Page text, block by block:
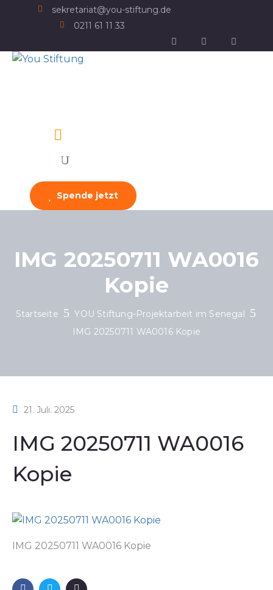
sekretariat@you-stiftung.de
0211 61 11 33
Spende jetzt
IMG 20250711 WA0016
Kopie
Startseite
YOU Stiftung-Projektarbeit im Senegal
IMG 20250711 WA0016 Kopie
21. Juli. 2025
IMG 20250711 WA0016
Kopie
IMG 20250711 WA0016 Kopie